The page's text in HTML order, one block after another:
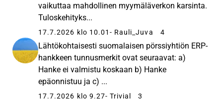
vaikuttaa mahdollinen myymäläverkon karsinta.
Tuloskehityks...
17.7.2026 klo 10.01 - Rauli_Juva 4
Lähtökohtaisesti suomalaisen pörssiyhtiön ERP-
hankkeen tunnusmerkit ovat seuraavat: a)
Hanke ei valmistu koskaan b) Hanke
epäonnistuu ja c) ...
17.7.2026 klo 9.27- Trivial 3